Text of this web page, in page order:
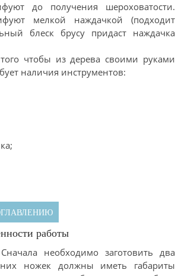
до получения шероховатости.
мелкой наждачкой (подходит
блеск брусу придаст наждачка
чтобы из дерева своими руками
наличия инструментов:
работы
необходимо заготовить два
ножек должны иметь габариты